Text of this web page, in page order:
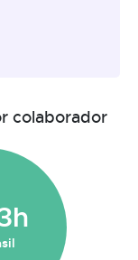
colaborador